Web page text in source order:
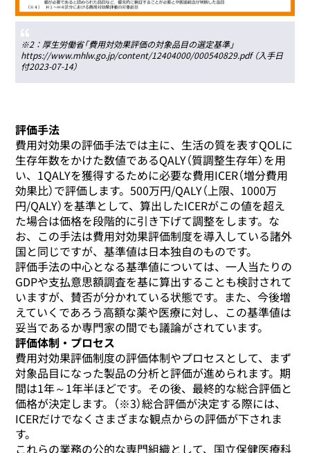
※2：厚生労働省「費用対効果評価の対象品目の選定基準」
https://www.mhlw.go.jp/content/12404000/000540829.pdf （入手日
付2023-07-14）
評価手法
費用対効果の評価手法では主に、生活の質を表すQOLに
生存年数をかけた数値であるQALY（質調整生存年）を用
い、1QALYを獲得するために必要な費用ICER（増分費用
効果比）で評価します。500万円/QALY（上限、1000万
円/QALY）を基準として、算出したICERがこの値を超え
た場合は価格を段階的に引き下げて調整をします。な
お、この手法は費用対効果評価制度を導入している諸外
国と同じですが、基準値は日本独自のものです。
評価手法の中心となる基準値については、一人当たりの
GDPや支払意思額調査を基に算出することも検討されて
いますが、賛否が分かれている状態です。また、今後増
えていくであろう高額な薬や医療に対し、この基準値は
妥当であるか専門家の間でも議論がされています。
評価体制・プロセス
費用対効果評価制度の評価体制やプロセスとして、まず
対象品目になった製品の分析と評価が進められます。期
間は1年～1年半ほどです。その後、最終的な総合評価と
価格が決定します。（※3）総合評価が決定する際には、
ICERだけでなくさまざまな観点からの評価が下されま
す。
これらの業務の公的な専門組織として、国立保健医療科